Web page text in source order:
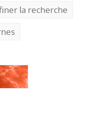
la recherche